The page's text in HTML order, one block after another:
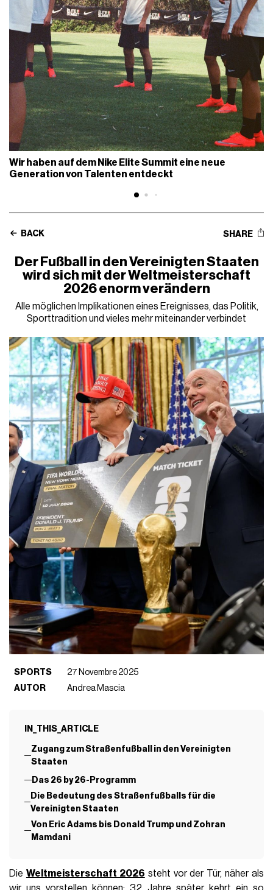
Wir haben auf dem Nike Elite Summit eine neue
Generation von Talenten entdeckt
BACK SHARE
Der Fußball in den Vereinigten Staaten
wird sich mit der Weltmeisterschaft
2026 enorm verändern
Alle möglichen Implikationen eines Ereignisses, das Politik,
Sporttradition und vieles mehr miteinander verbindet
SPORTS
27 Novembre 2025
AUTOR
Andrea Mascia
IN_THIS_ARTICLE
Zugang zum Straßenfußball in den Vereinigten
Staaten
Das 26 by 26-Programm
Die Bedeutung des Straßenfußballs für die
Vereinigten Staaten
Von Eric Adams bis Donald Trump und Zohran
Mamdani
Die Weltmeisterschaft 2026 steht vor der Tür, näher als